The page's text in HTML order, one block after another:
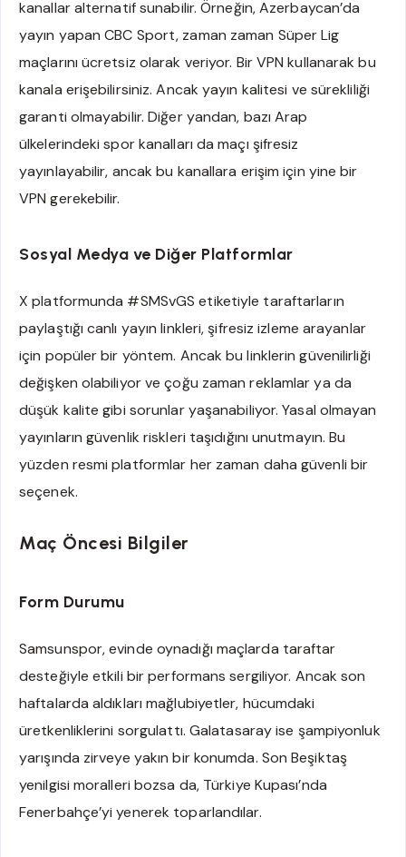
kanallar alternatif sunabilir. Örneğin, Azerbaycan’da
yayın yapan CBC Sport, zaman zaman Süper Lig
maçlarını ücretsiz olarak veriyor. Bir VPN kullanarak bu
kanala erişebilirsiniz. Ancak yayın kalitesi ve sürekliliği
garanti olmayabilir. Diğer yandan, bazı Arap
ülkelerindeki spor kanalları da maçı şifresiz
yayınlayabilir, ancak bu kanallara erişim için yine bir
VPN gerekebilir.
Sosyal Medya ve Diğer Platformlar
X platformunda #SMSvGS etiketiyle taraftarların
paylaştığı canlı yayın linkleri, şifresiz izleme arayanlar
için popüler bir yöntem. Ancak bu linklerin güvenilirliği
değişken olabiliyor ve çoğu zaman reklamlar ya da
düşük kalite gibi sorunlar yaşanabiliyor. Yasal olmayan
yayınların güvenlik riskleri taşıdığını unutmayın. Bu
yüzden resmi platformlar her zaman daha güvenli bir
seçenek.
Maç Öncesi Bilgiler
Form Durumu
Samsunspor, evinde oynadığı maçlarda taraftar
desteğiyle etkili bir performans sergiliyor. Ancak son
haftalarda aldıkları mağlubiyetler, hücumdaki
üretkenliklerini sorgulattı. Galatasaray ise şampiyonluk
yarışında zirveye yakın bir konumda. Son Beşiktaş
yenilgisi moralleri bozsa da, Türkiye Kupası’nda
Fenerbahçe’yi yenerek toparlandılar.